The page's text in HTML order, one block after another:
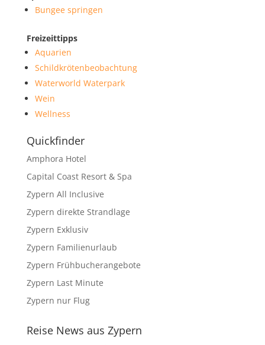
Bungee springen
Freizeittipps
Aquarien
Schildkrötenbeobachtung
Waterworld Waterpark
Wein
Wellness
Quickfinder
Amphora Hotel
Capital Coast Resort & Spa
Zypern All Inclusive
Zypern direkte Strandlage
Zypern Exklusiv
Zypern Familienurlaub
Zypern Frühbucherangebote
Zypern Last Minute
Zypern nur Flug
Reise News aus Zypern